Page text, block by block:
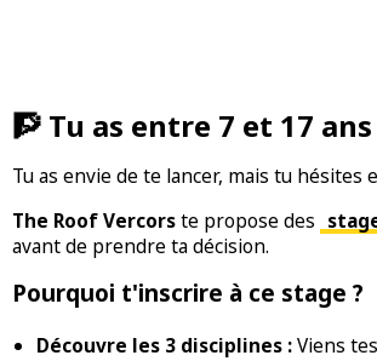
🧗 Tu as entre 7 et 17
Tu as envie de te lancer, mais tu hésites
The Roof Vercorste propose des
avant de prendre ta décision.
Pourquoi t'inscrire à ce stage ?
Découvre les 3 disciplines :Viens